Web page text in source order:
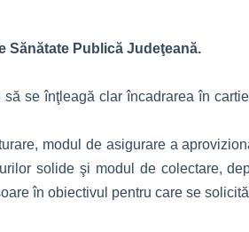
Sănătate Publică Judeţeană.
se înţleagă clar încadrarea în
modul de asigurare a
solide şi modul de colectare,
în obiectivul pentru care se